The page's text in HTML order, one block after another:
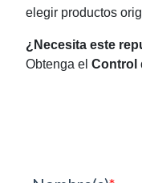
elegir productos
¿Necesita este
Obtenga el Control